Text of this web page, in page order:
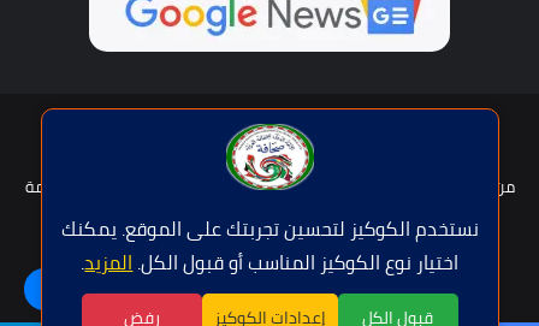
نستخدم الكوكيز لتحسين تجربتك على الموقع. يمكنك
اختيار نوع الكوكيز المناسب أو قبول الكل.المزيد.
قبول الكل إعدادات الكوكيز رفض
حقوق النشر © | جميع الحقوق محفوظة للاتحاد الدولى للصحافة العربية
2026
من نحن؟
عضوية الإتحاد سياسة الخصوصية
شروط الخدمة
فيسبوكتويتر يوتيوبواتساب
اللغة | Langue